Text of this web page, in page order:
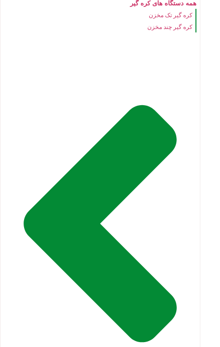
همه دستگاه های کره گیر
کره گیر تک مخزن
کره گیر چند مخزن